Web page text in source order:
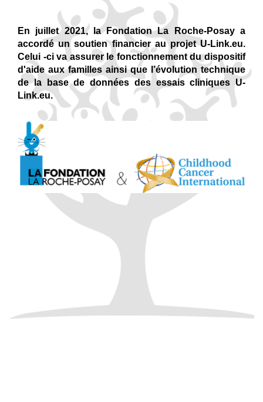
En juillet 2021, la Fondation La Roche-Posay a
accordé un soutien financier au projet U-Link.eu.
Celui -ci va assurer le fonctionnement du dispositif
d'aide aux familles ainsi que l’évolution technique
de la base de données des essais cliniques U-
Link.eu.